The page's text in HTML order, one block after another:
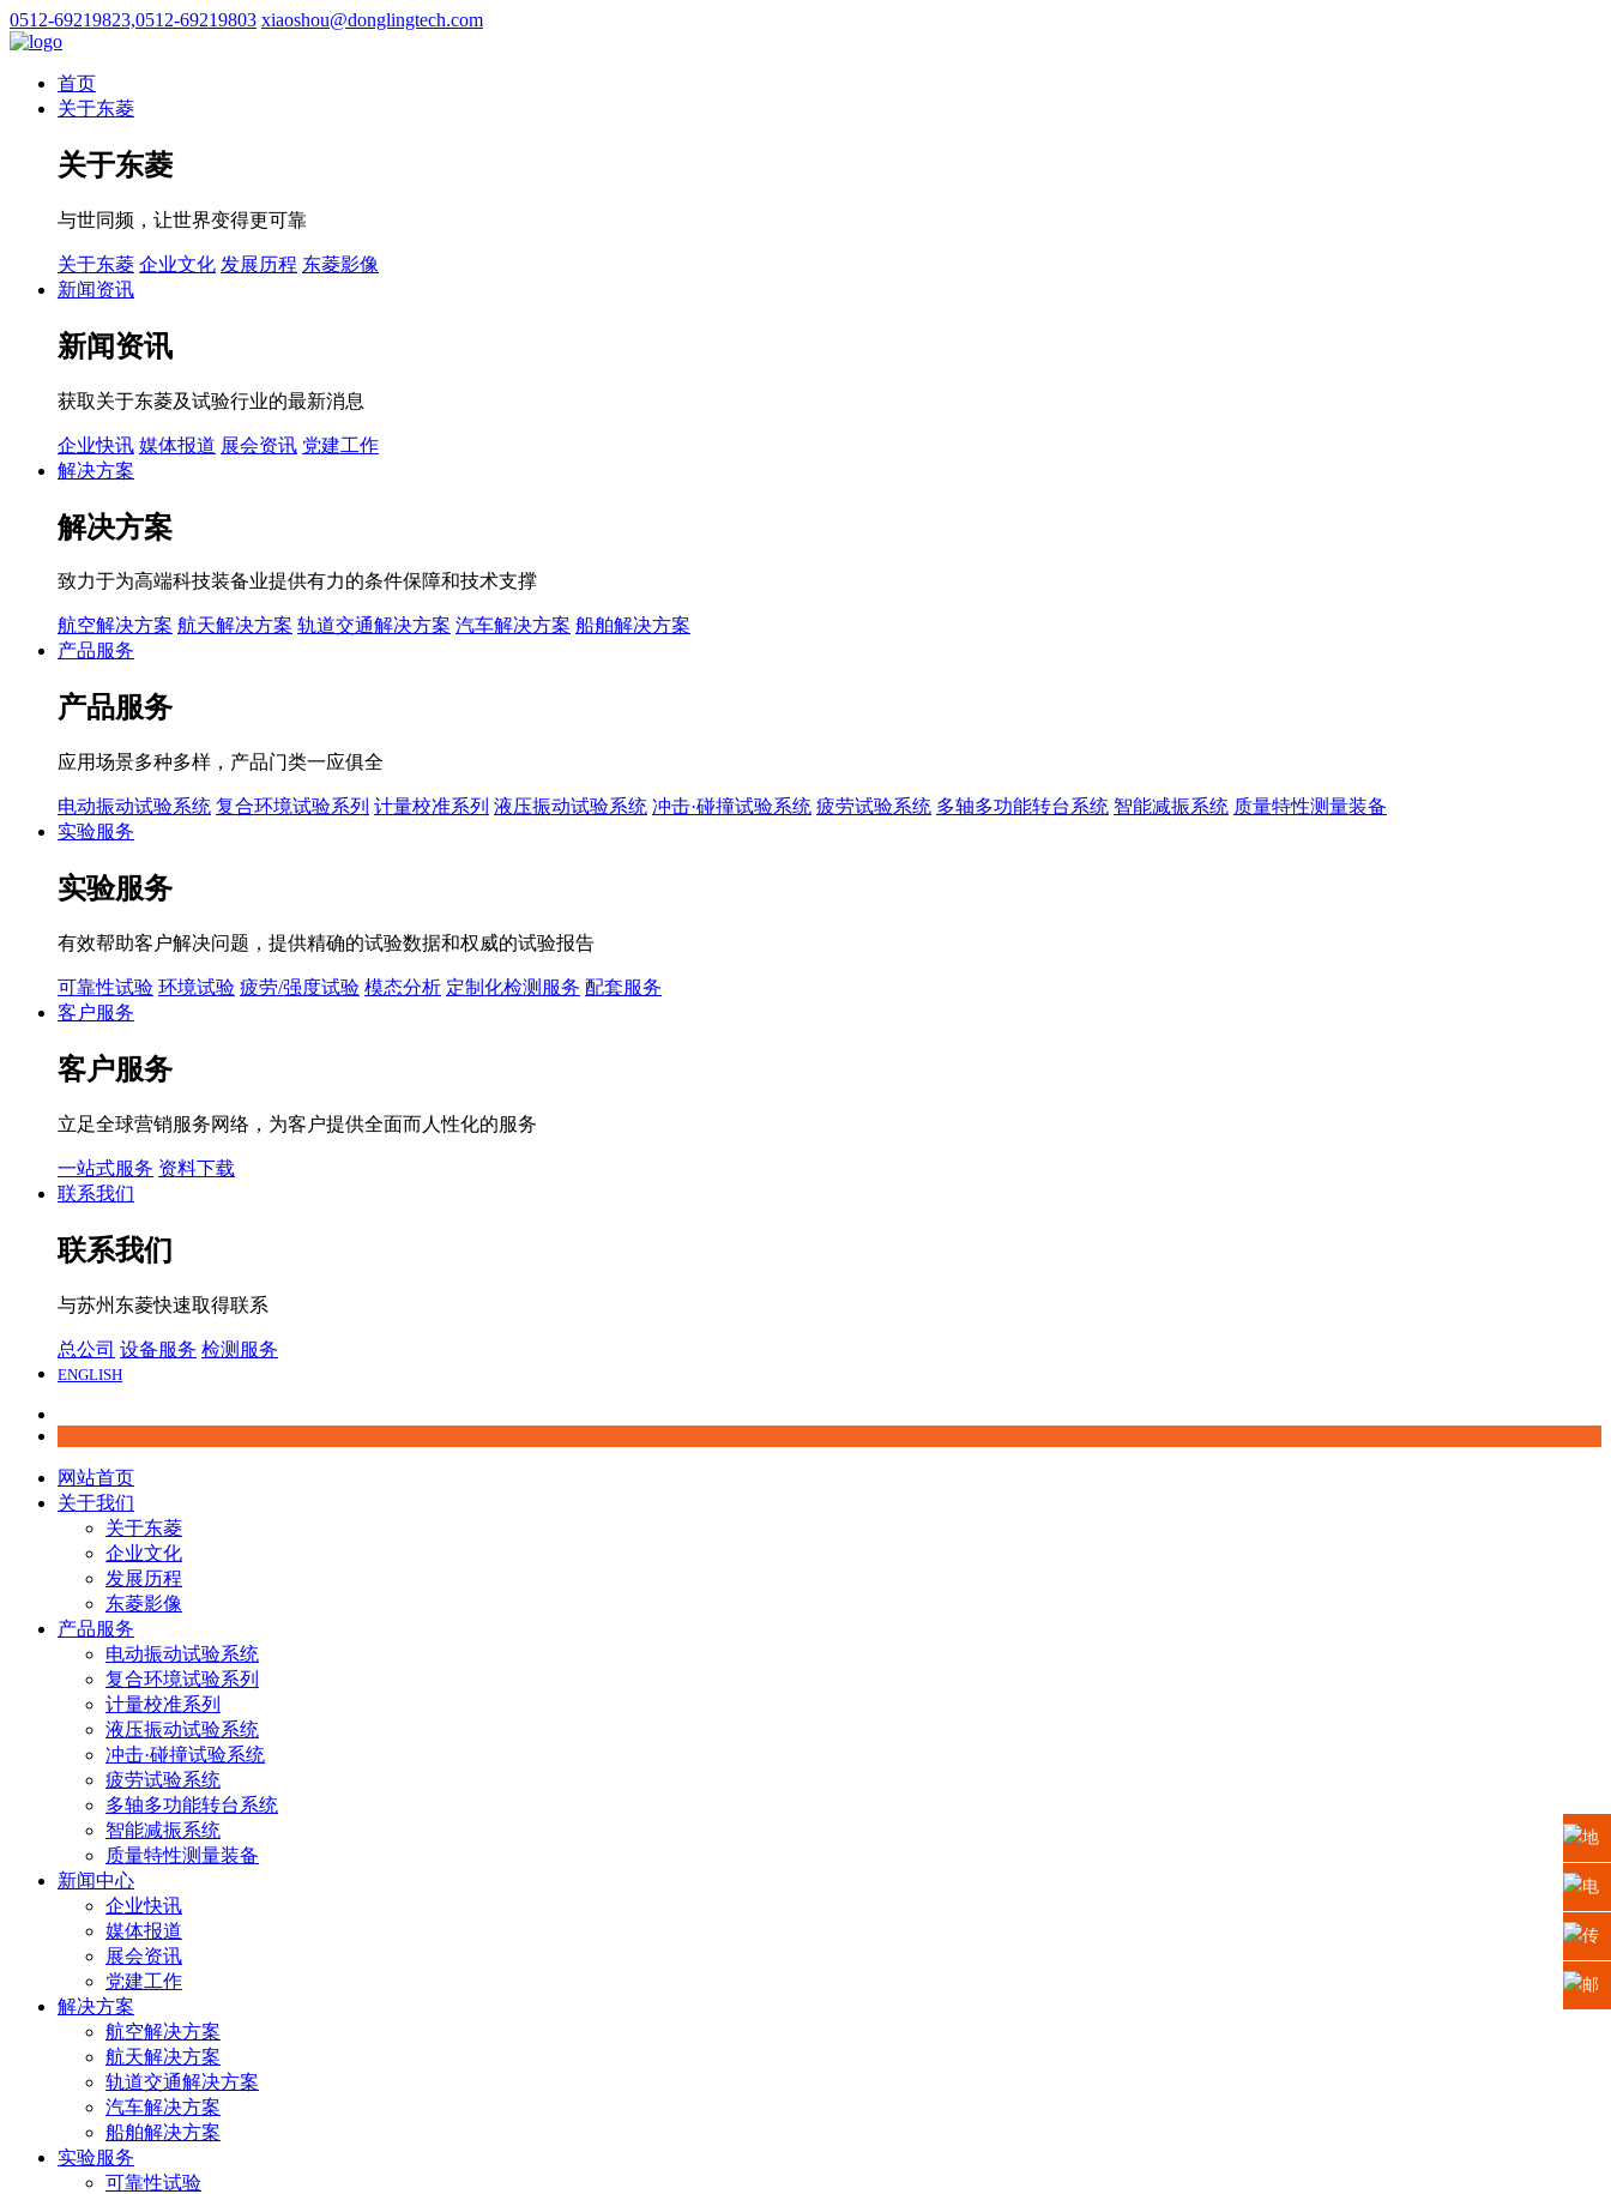
0512-69219823,0512-69219803 xiaoshou@donglingtech.com
首页
关于东菱
关于东菱
与世同频，让世界变得更可靠
关于东菱 企业文化 发展历程 东菱影像
新闻资讯
新闻资讯
获取关于东菱及试验行业的最新消息
企业快讯 媒体报道 展会资讯 党建工作
解决方案
解决方案
致力于为高端科技装备业提供有力的条件保障和技术支撑
航空解决方案 航天解决方案 轨道交通解决方案 汽车解决方案 船舶解决方案
产品服务
产品服务
应用场景多种多样，产品门类一应俱全
电动振动试验系统 复合环境试验系列 计量校准系列 液压振动试验系统 冲击·碰撞试验系统 疲劳试验系统 多轴多功能转台系统 智能减振系统 质量特性测量装备
实验服务
实验服务
有效帮助客户解决问题，提供精确的试验数据和权威的试验报告
可靠性试验 环境试验 疲劳/强度试验 模态分析 定制化检测服务 配套服务
客户服务
客户服务
立足全球营销服务网络，为客户提供全面而人性化的服务
一站式服务 资料下载
联系我们
联系我们
与苏州东菱快速取得联系
总公司 设备服务 检测服务
ENGLISH
网站首页
关于我们
关于东菱
企业文化
发展历程
东菱影像
产品服务
电动振动试验系统
复合环境试验系列
计量校准系列
液压振动试验系统
冲击·碰撞试验系统
疲劳试验系统
多轴多功能转台系统
智能减振系统
质量特性测量装备
新闻中心
企业快讯
媒体报道
展会资讯
党建工作
解决方案
航空解决方案
航天解决方案
轨道交通解决方案
汽车解决方案
船舶解决方案
实验服务
可靠性试验
地
址：
江苏
省苏
电
话：
0512-
传
真：
邮